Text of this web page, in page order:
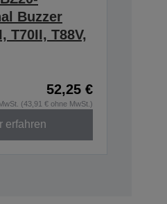
Buzzer
T70II, T88V,
52,25 €
(43,91 € ohne MwSt.)
erfahren